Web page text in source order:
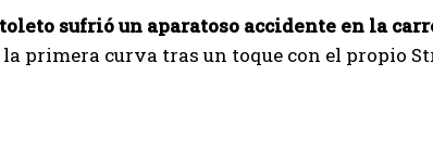
sufrió un aparatoso accidente en la
primera curva tras un toque con el propio